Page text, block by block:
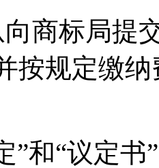
商标局提
按规定缴
”和“议定